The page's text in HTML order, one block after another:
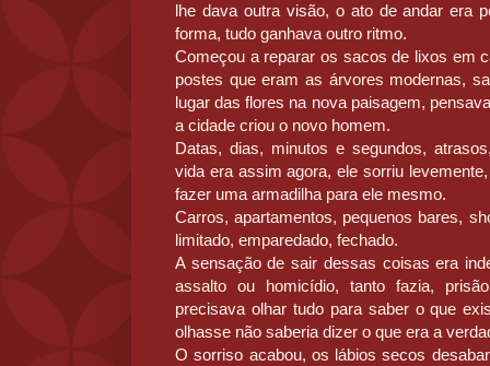
lhe dava outra visão, o ato de andar era
forma, tudo ganhava outro ritmo.
Começou a reparar os sacos de lixos em
postes que eram as árvores modernas,
lugar das flores na nova paisagem,
a cidade criou o novo homem.
Datas, dias, minutos e segundos,
vida era assim agora, ele sorriu
fazer uma armadilha para ele mesmo.
Carros, apartamentos, pequenos bares,
limitado, emparedado, fechado.
A sensação de sair dessas coisas era
assalto ou homicídio, tanto fazia,
precisava olhar tudo para saber o que
olhasse não saberia dizer o que era a
O sorriso acabou, os lábios secos